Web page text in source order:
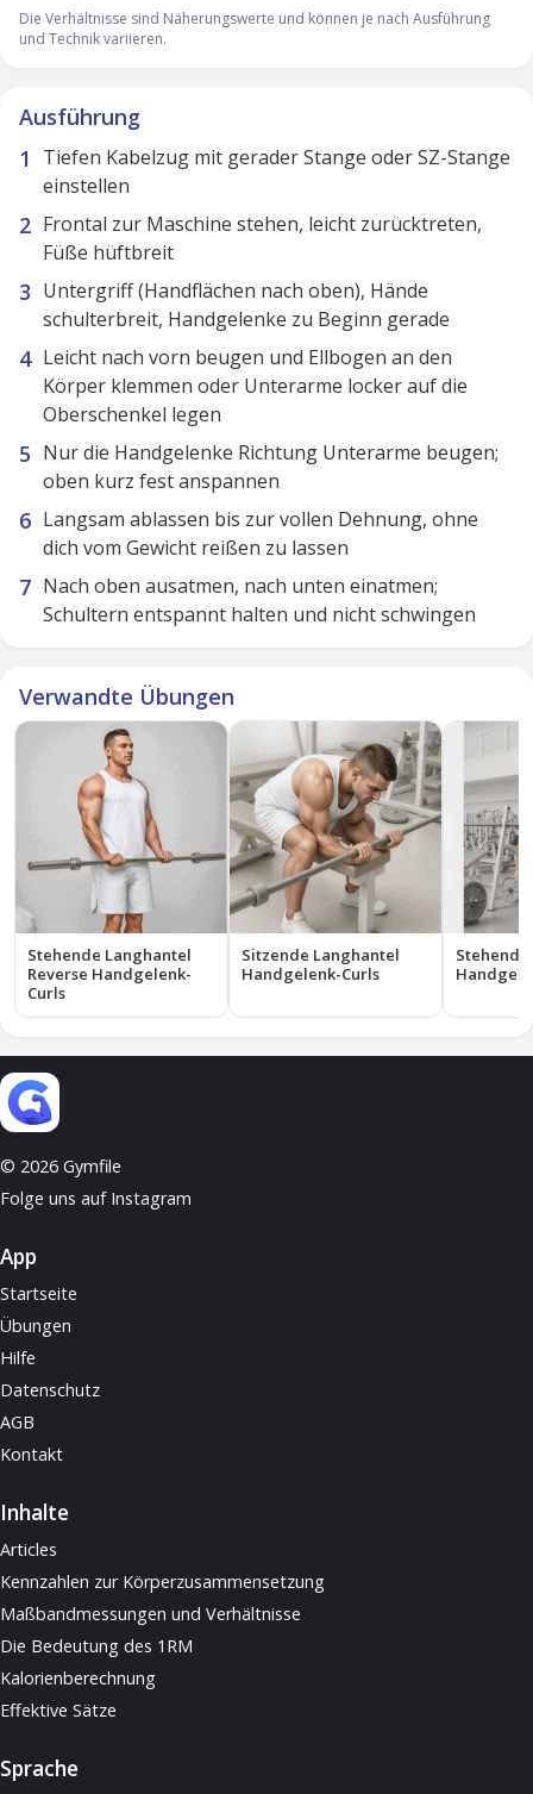
Die Verhältnisse sind Näherungswerte und können je nach Ausführung
und Technik variieren.
Ausführung
Tiefen Kabelzug mit gerader Stange oder SZ-Stange
einstellen
Frontal zur Maschine stehen, leicht zurücktreten,
Füße hüftbreit
Untergriff (Handflächen nach oben), Hände
schulterbreit, Handgelenke zu Beginn gerade
Leicht nach vorn beugen und Ellbogen an den
Körper klemmen oder Unterarme locker auf die
Oberschenkel legen
Nur die Handgelenke Richtung Unterarme beugen;
oben kurz fest anspannen
Langsam ablassen bis zur vollen Dehnung, ohne
dich vom Gewicht reißen zu lassen
Nach oben ausatmen, nach unten einatmen;
Schultern entspannt halten und nicht schwingen
Verwandte Übungen
Stehende Langhantel
Reverse Handgelenk-
Curls
Sitzende Langhantel
Handgelenk-Curls
© 2026 Gymfile
Folge uns auf Instagram
App
Startseite
Übungen
Hilfe
Datenschutz
AGB
Kontakt
Inhalte
Articles
Kennzahlen zur Körperzusammensetzung
Maßbandmessungen und Verhältnisse
Die Bedeutung des 1RM
Kalorienberechnung
Effektive Sätze
Sprache